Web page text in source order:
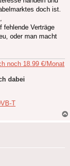
doch ist.
fehlende Verträge
oder man macht
noch 18.99 €/Monat
dabei
T